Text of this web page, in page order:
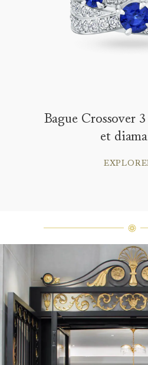
Bague Crossover
et